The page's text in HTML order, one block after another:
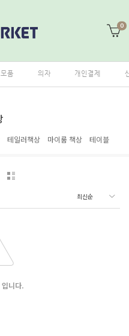
0
품 의자 개인결제
테일러책상 마이룸 책상 테이블
니다.